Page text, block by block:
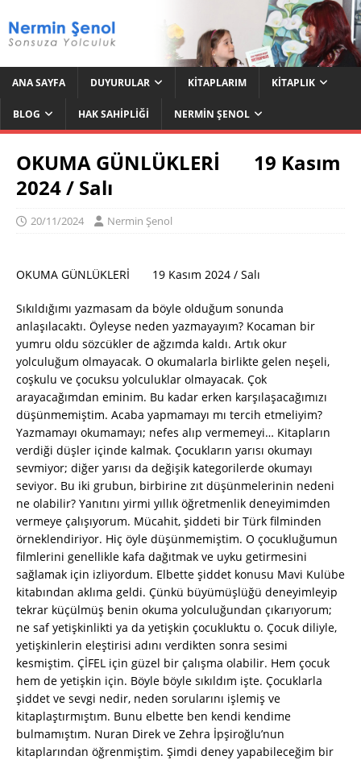
ANA SAYFA DUYURULAR KITAPLARIM KITAPLIK
BLOG HAK SAHIPLIĞI NERMIN ŞENOL
OKUMA GÜNLÜKLERİ 19 Kasım
2024 / Salı
20/11/2024 Nermin Şenol
OKUMA GÜNLÜKLERİ 19 Kasım 2024 / Salı
Sıkıldığımı yazmasam da böyle olduğum sonunda
anlaşılacaktı. Öyleyse neden yazmayayım? Kocaman bir
yumru oldu sözcükler de ağzımda kaldı. Artık okur
yolculuğum olmayacak. O okumalarla birlikte gelen neşeli,
coşkulu ve çocuksu yolculuklar olmayacak. Çok
arayacağımdan eminim. Bu kadar erken karşılaşacağımızı
düşünmemiştim. Acaba yapmamayı mı tercih etmeliyim?
Yazmamayı okumamayı; nefes alıp vermemeyi… Kitapların
verdiği düşler içinde kalmak. Çocukların yarısı okumayı
sevmiyor; diğer yarısı da değişik kategorilerde okumayı
seviyor. Bu iki grubun, birbirine zıt düşünmelerinin nedeni
ne olabilir? Yanıtını yirmi yıllık öğretmenlik deneyimimden
vermeye çalışıyorum. Mücahit, şiddeti bir Türk filminden
örneklendiriyor. Hiç öyle düşünmemiştim. O çocukluğumun
filmlerini genellikle kafa dağıtmak ve uyku getirmesini
sağlamak için izliyordum. Elbette şiddet konusu Mavi Kulübe
kitabından aklıma geldi. Çünkü büyümüşlüğü deneyimleyip
tekrar küçülmüş benin okuma yolculuğundan çıkarıyorum;
ne saf yetişkinlikti ya da yetişkin çocukluktu o. Çocuk diliyle,
yetişkinlerin eleştirisi adını verdikten sonra sesimi
kesmiştim. ÇİFEL için güzel bir çalışma olabilir. Hem çocuk
hem de yetişkin için. Böyle böyle sıkıldım işte. Çocuklarla
şiddet ve sevgi nedir, neden sorularını işlemiş ve
kitaplaştırmıştım. Bunu elbette ben kendi kendime
bulmamıştım. Nuran Direk ve Zehra İpşiroğlu’nun
kitaplarından öğrenmiştim. Şimdi deney yapabileceğim bir